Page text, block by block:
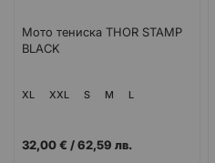
Мото тениска THOR STAMP
BLACK
XL XXL S M L
32,00 € /62,59 лв.